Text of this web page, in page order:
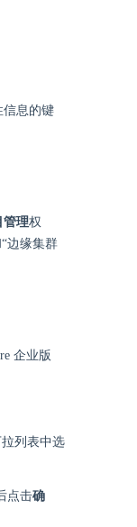
信息的键
管理权
边缘集群
企业版
拉列表中选
点击确